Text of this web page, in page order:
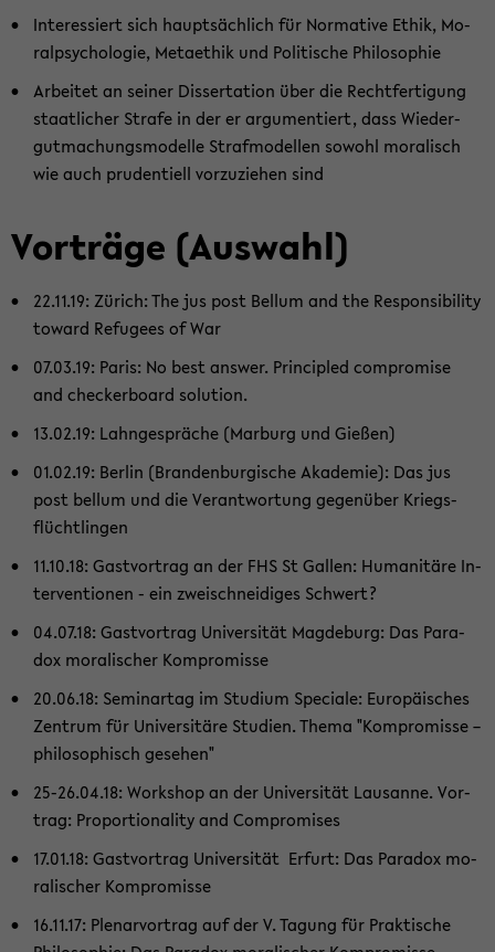
In­ter­es­siert sich haupt­säch­lich für Nor­ma­ti­ve Ethik, Mo­
ral­psy­cho­lo­gie, Me­ta­ethik und Po­li­ti­sche Phi­lo­so­phie
Ar­bei­tet an sei­ner Dis­ser­ta­ti­on über die Recht­fer­ti­gung
staat­li­cher Stra­fe in der er ar­gu­men­tiert, dass Wie­der­
gut­ma­chungs­mo­del­le Straf­mo­del­len so­wohl mo­ra­lisch
wie auch pru­den­ti­ell vor­zu­zie­hen sind
Vor­trä­ge (Aus­wahl)
22.11.19: Zü­rich: The jus post Bel­lum and the Re­spon­si­bi­li­ty
to­ward Re­fu­gees of War
07.03.19: Paris: No best ans­wer. Princi­pled com­pro­mi­se
and che­cker­board so­lu­ti­on.
13.02.19: Lahn­ge­sprä­che (Mar­burg und Gie­ßen)
01.02.19: Ber­lin (Bran­den­bur­gi­sche Aka­de­mie): Das jus
post bel­lum und die Ver­ant­wor­tung ge­gen­über Kriegs­
flücht­lin­gen
11.10.18: Gast­vor­trag an der FHS St Gal­len: Hu­ma­ni­tä­re In­
ter­ven­tio­nen - ein zwei­schnei­di­ges Schwert?
04.07.18: Gast­vor­trag Uni­ver­si­tät Mag­de­burg: Das Pa­ra­
dox mo­ra­li­scher Kom­pro­mis­se
20.06.18: Se­mi­nar­tag im Stu­di­um Spe­cia­le: Eu­ro­päi­sches
Zen­trum für Uni­ver­si­tä­re Stu­di­en. Thema "Kom­pro­mis­se –
phi­lo­so­phisch ge­se­hen"
25-26.04.18: Work­shop an der Uni­ver­si­tät Lau­sanne. Vor­
trag: Pro­por­tio­na­li­ty and Com­pro­mi­ses
17.01.18: Gast­vor­trag Uni­ver­si­tät Er­furt: Das Pa­ra­dox mo­
ra­li­scher Kom­pro­mis­se
16.11.17: Ple­nar­vor­trag auf der V. Ta­gung für Prak­ti­sche